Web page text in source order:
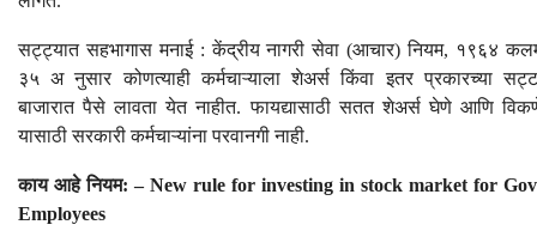
सट्ट्यात सहभागास मनाई : केंद्रीय नागरी सेवा (आचार) नियम, १९६४
३५ अ नुसार कोणत्याही कर्मचाऱ्याला शेअर्स किंवा इतर प्रकारच्या
बाजारात पैसे लावता येत नाहीत. फायद्यासाठी सतत शेअर्स घेणे आणि
यासाठी सरकारी कर्मचाऱ्यांना परवानगी नाही.
काय आहे नियम: – New rule for investing in stock market for
Employees